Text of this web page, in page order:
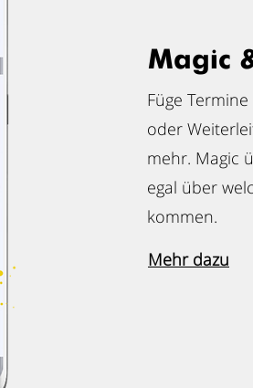
Magic
Füge
oder
mehr. Magic
egal über
kommen.
Mehr dazu